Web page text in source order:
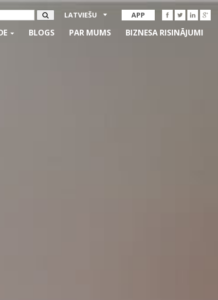
APP
LATVIEŠU
BLOGS PAR MUMS BIZNESA RISINĀJUMI